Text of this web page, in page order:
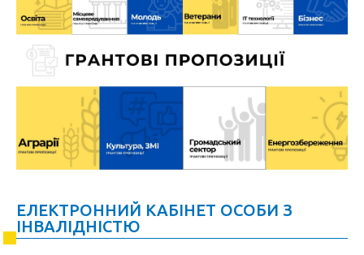
ЕЛЕКТРОННИЙ КАБІНЕТ ОСОБИ З
ІНВАЛІДНІСТЮ